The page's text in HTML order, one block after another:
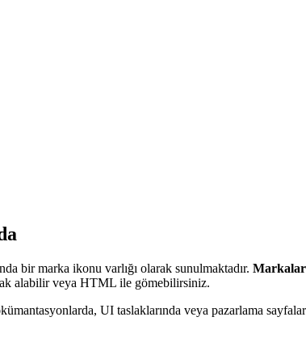
bir marka ikonu varlığı olarak sunulmaktadır. Markalar
alabilir veya HTML ile gömebilirsiniz.
UI taslaklarında veya pazarlama